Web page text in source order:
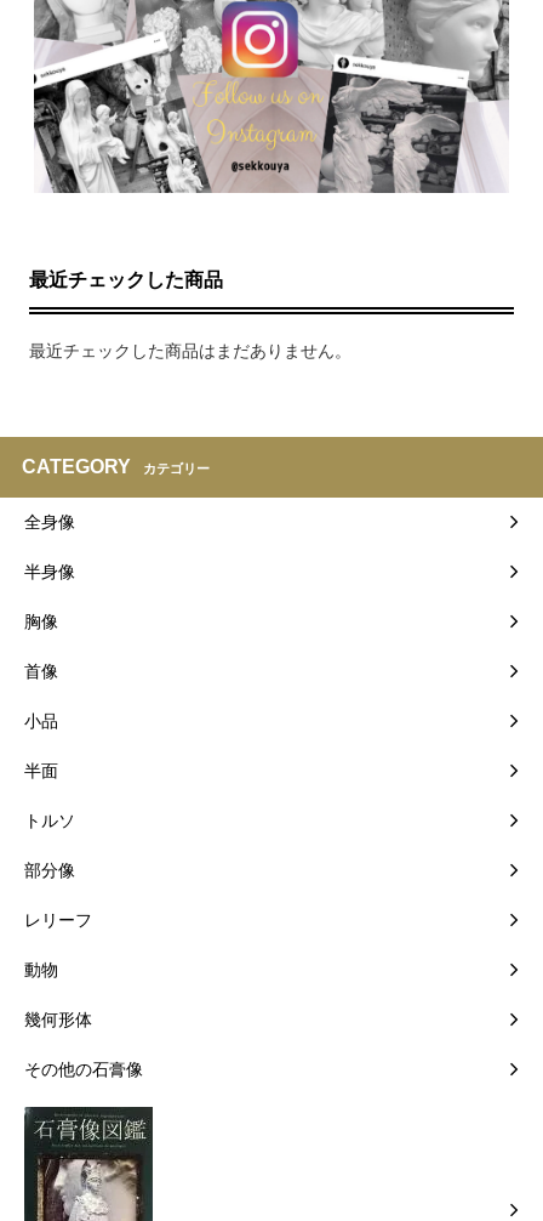
最近チェックした商品
最近チェックした商品はまだありません。
CATEGORY カテゴリー
全身像
半身像
胸像
首像
小品
半面
トルソ
部分像
レリーフ
動物
幾何形体
その他の石膏像